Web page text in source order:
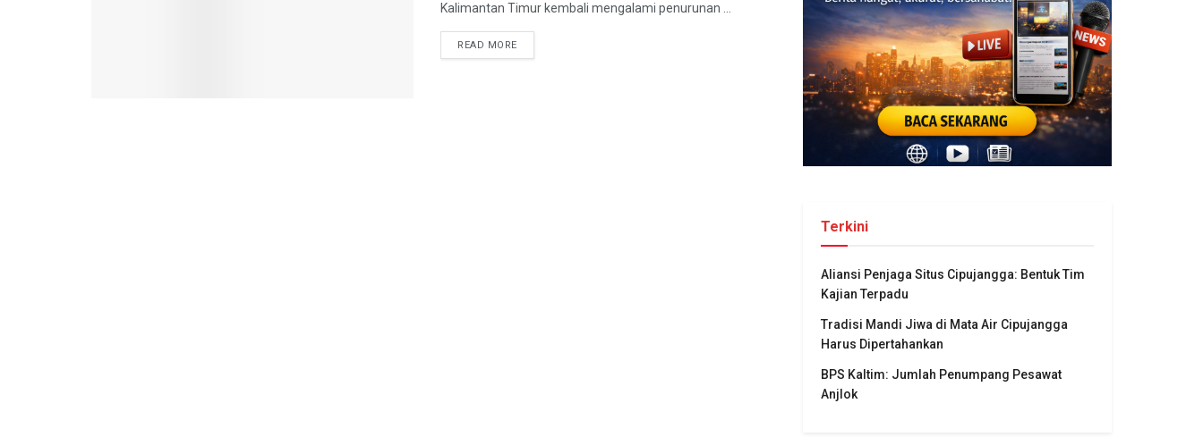
Kalimantan Timur kembali mengalami penurunan ...
READ MORE
Terkini
Aliansi Penjaga Situs Cipujangga: Bentuk Tim
Kajian Terpadu
Tradisi Mandi Jiwa di Mata Air Cipujangga
Harus Dipertahankan
BPS Kaltim: Jumlah Penumpang Pesawat
Anjlok